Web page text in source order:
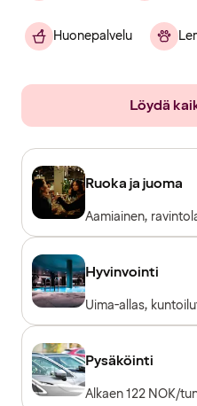
Huonepalvelu
Löydä
Ruoka ja juoma
Aamiainen,
Hyvinvointi
Uima-allas,
sauna
Pysäköinti
Alkaen 122 NOK/